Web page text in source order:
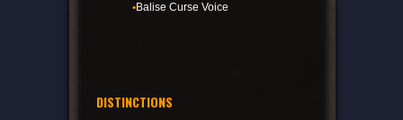
•Balise Curse Voice
DISTINCTIONS